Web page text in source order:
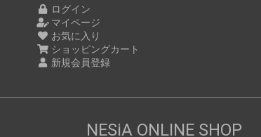
ログイン
マイページ
お気に入り
ショッピングカート
新規会員登録
NESiA ONLINE SHOP